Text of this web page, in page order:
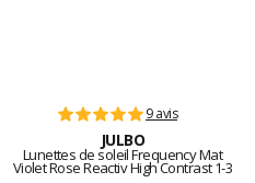
9 avis
JULBO
Lunettes de soleil Frequency Mat
Violet Rose Reactiv High Contrast 1-3